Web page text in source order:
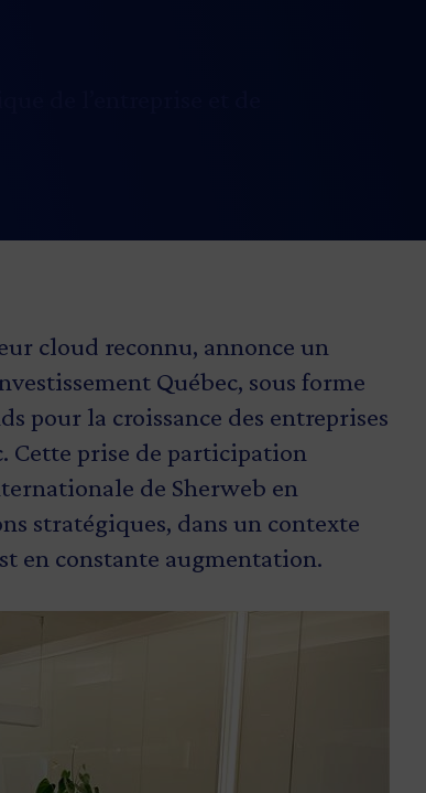
cloud reconnu, annonce un
Québec, sous forme
pour la croissance des entreprises
Cette prise de participation
de Sherweb en
stratégiques, dans un contexte
en constante augmentation.